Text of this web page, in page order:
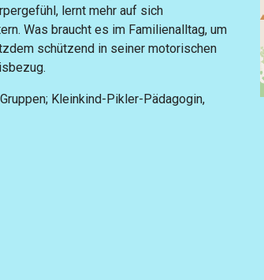
lernt mehr auf sich
Was braucht es im Familienalltag, um
schützend in seiner motorischen
Kleinkind-Pikler-Pädagogin,